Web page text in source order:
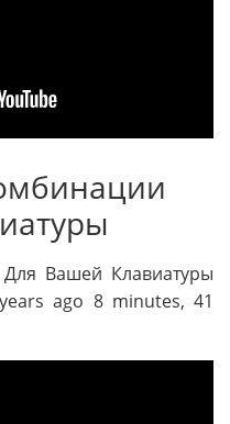
Вашей Клавиатуры
ago 8 minutes, 41